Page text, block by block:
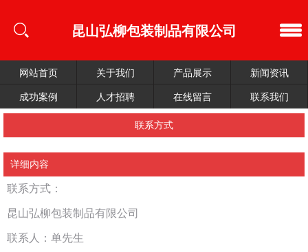
昆山弘柳包装制品有限公司
网站首页 关于我们 产品展示
新闻资讯
成功案例
人才招聘 在线留言 联系我们
联系方式
详细内容
联系方式：
昆山弘柳包装制品有限公司
联系人：单先生